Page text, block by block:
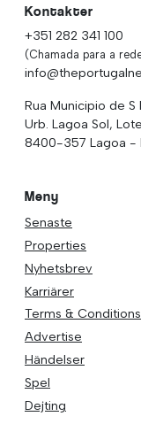
Kontakter
+351 282 341 100
(Chamada para a
Rua Municipio de S
Urb. Lagoa Sol,
8400-357 Lagoa -
Meny
Senaste
Properties
Nyhetsbrev
Karriärer
Terms & Conditions
Advertise
Händelser
Spel
Dejting